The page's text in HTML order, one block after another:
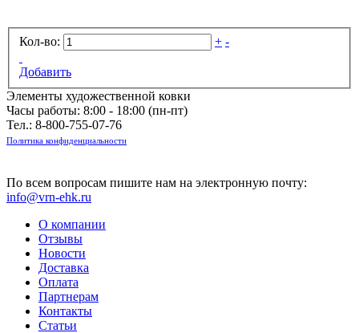
Кол-во: + -
Добавить
Элементы художественной ковки
Часы работы: 8:00 - 18:00 (пн-пт)
Тел.: 8-800-755-07-76
Политика конфиденциальности
По всем вопросам пишите нам на электронную почту:
info@vrn-ehk.ru
О компании
Отзывы
Новости
Доставка
Оплата
Партнерам
Контакты
Статьи